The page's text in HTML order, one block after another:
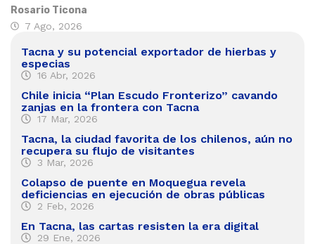
Rosario Ticona
7 Ago, 2026
Tacna y su potencial exportador de hierbas y
especias
16 Abr, 2026
Chile inicia “Plan Escudo Fronterizo” cavando
zanjas en la frontera con Tacna
17 Mar, 2026
Tacna, la ciudad favorita de los chilenos, aún no
recupera su flujo de visitantes
3 Mar, 2026
Colapso de puente en Moquegua revela
deficiencias en ejecución de obras públicas
2 Feb, 2026
En Tacna, las cartas resisten la era digital
29 Ene, 2026